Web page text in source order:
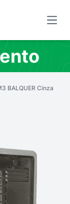
BALQUER Cinza